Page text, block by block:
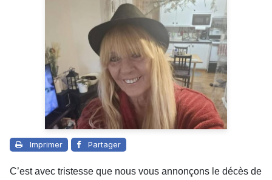
Imprimer Partager
C’est avec tristesse que nous vous annonçons le décès de